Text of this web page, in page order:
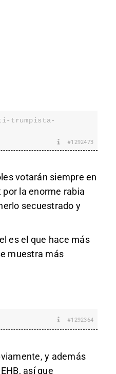
trumpista-
#1292473
votarán siempre en
la enorme rabia
secuestrado y
es el que hace más
muestra más
#1292364
y además
así que